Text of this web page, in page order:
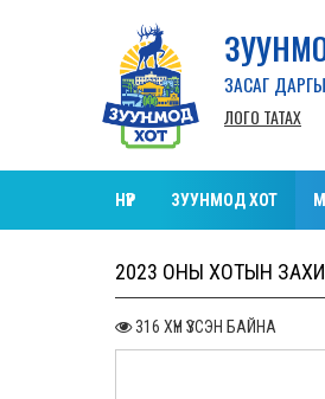
ЗАСАГ
ЛОГО ТАТАХ
НҮҮР ЗУУНМОД ХОТ
2023 ОНЫ ХОТЫН
316 ХҮН ҮЗСЭН БАЙНА